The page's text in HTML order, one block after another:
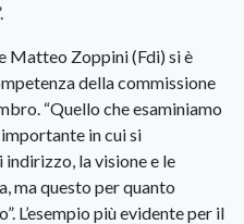
Matteo Zoppini (Fdi) si è
della commissione
“Quello che esaminiamo
in cui si
la visione e le
ma questo per quanto
L’esempio più evidente per il